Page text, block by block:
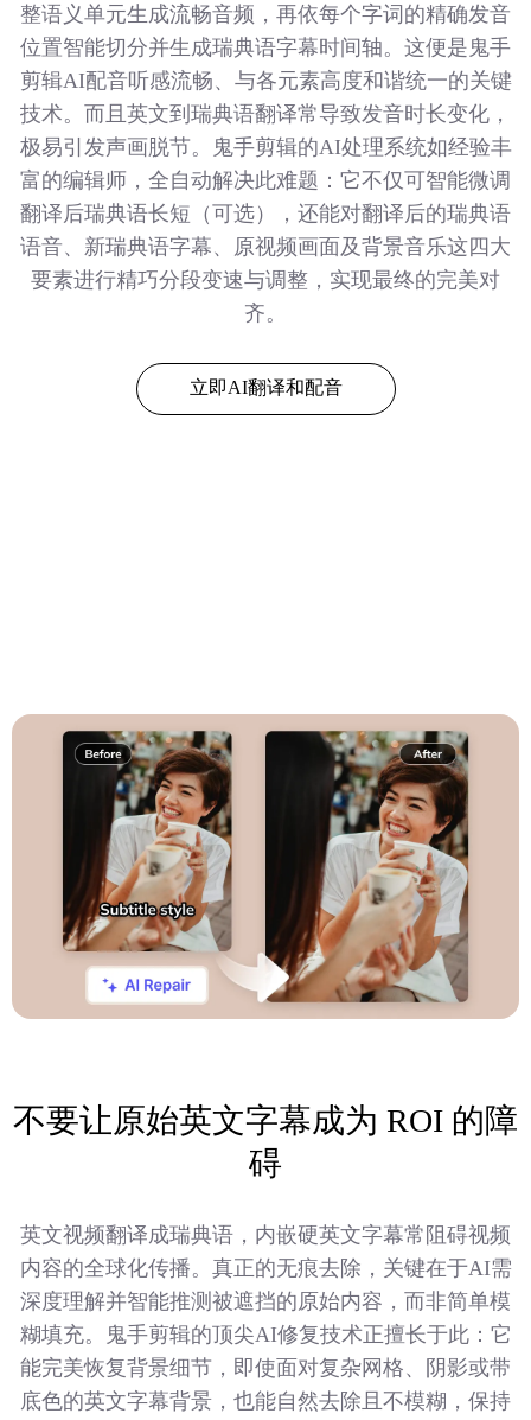
整语义单元生成流畅音频，再依每个字词的精确发音
位置智能切分并生成瑞典语字幕时间轴。这便是鬼手
剪辑AI配音听感流畅、与各元素高度和谐统一的关键
技术。而且英文到瑞典语翻译常导致发音时长变化，
极易引发声画脱节。鬼手剪辑的AI处理系统如经验丰
富的编辑师，全自动解决此难题：它不仅可智能微调
翻译后瑞典语长短（可选），还能对翻译后的瑞典语
语音、新瑞典语字幕、原视频画面及背景音乐这四大
要素进行精巧分段变速与调整，实现最终的完美对
齐。
立即AI翻译和配音
不要让原始英文字幕成为 ROI 的障
碍
英文视频翻译成瑞典语，内嵌硬英文字幕常阻碍视频
内容的全球化传播。真正的无痕去除，关键在于AI需
深度理解并智能推测被遮挡的原始内容，而非简单模
糊填充。鬼手剪辑的顶尖AI修复技术正擅长于此：它
能完美恢复背景细节，即使面对复杂网格、阴影或带
底色的英文字幕背景，也能自然去除且不模糊，保持